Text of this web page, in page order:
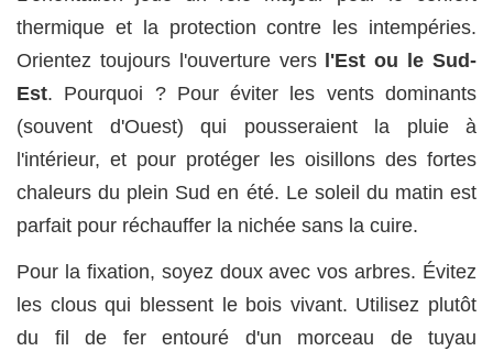
thermique et la protection contre les intempéries.
Orientez toujours l'ouverture vers l'Est ou le Sud-
Est. Pourquoi ? Pour éviter les vents dominants
(souvent d'Ouest) qui pousseraient la pluie à
l'intérieur, et pour protéger les oisillons des fortes
chaleurs du plein Sud en été. Le soleil du matin est
parfait pour réchauffer la nichée sans la cuire.
Pour la fixation, soyez doux avec vos arbres. Évitez
les clous qui blessent le bois vivant. Utilisez plutôt
du fil de fer entouré d'un morceau de tuyau